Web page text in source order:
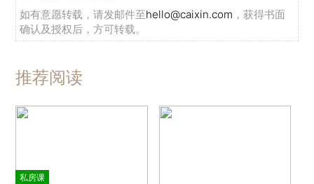
如有意愿转载，请发邮件至hello@caixin.com ，获得书面
确认及授权后，方可转载。
推荐阅读
私房课